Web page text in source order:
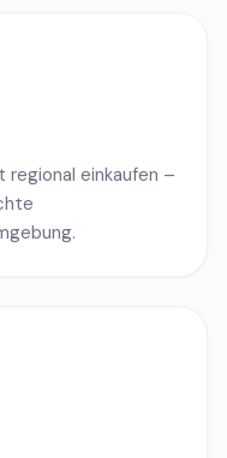
regional einkaufen –